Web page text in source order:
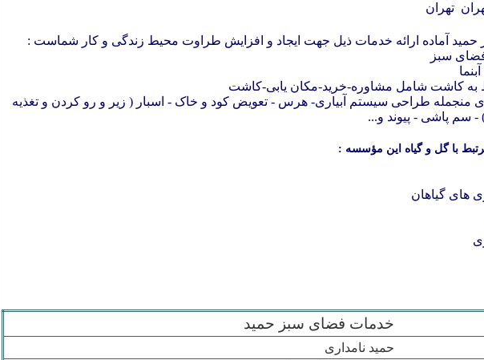
تهران
آماده ارائه خدمات ذیل جهت ایجاد و افزایش طراوت محیط زندگی و کار شماست :
سبز
کود و خاک - اسبار ( زیر و رو کردن و تغذیه
- سم پاشی - پیوند و...
با گل و گیاه این مؤسسه :
های گیاهان
خدمات فضای سبز حمید
حمید نامداری